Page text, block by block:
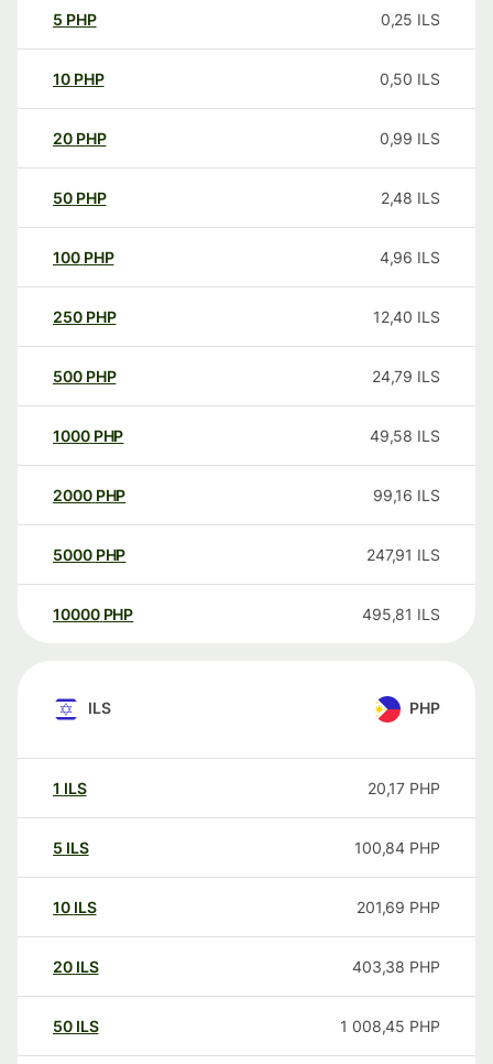
5 PHP 0,25 ILS
10 PHP 0,50 ILS
20 PHP 0,99 ILS
50 PHP 2,48 ILS
100 PHP 4,96 ILS
250 PHP 12,40 ILS
500 PHP 24,79 ILS
1000 PHP 49,58 ILS
2000 PHP 99,16 ILS
5000 PHP 247,91 ILS
10000 PHP 495,81 ILS
ILS PHP
1 ILS 20,17 PHP
5 ILS 100,84 PHP
10 ILS 201,69 PHP
20 ILS 403,38 PHP
50 ILS 1 008,45 PHP